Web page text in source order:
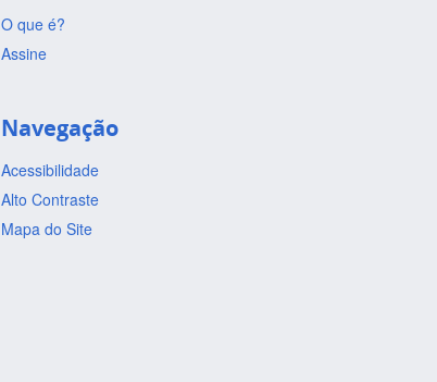
O que é?
Assine
Navegação
Acessibilidade
Alto Contraste
Mapa do Site